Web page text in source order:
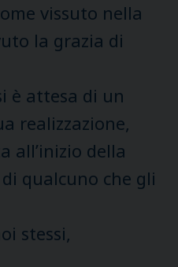
vissuto nella
la grazia di
è attesa di un
realizzazione,
all’inizio della
qualcuno che gli
stessi,